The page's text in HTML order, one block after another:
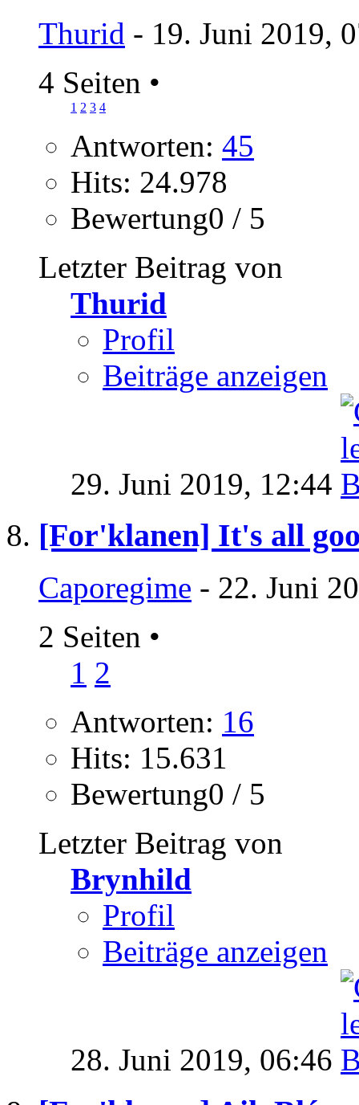
Thurid - 19. Juni 2019,
4 Seiten •
1 2 3 4
Antworten: 45
Hits: 24.978
Bewertung0 / 5
Letzter Beitrag von
Thurid
Profil
Beiträge anzeigen
29. Juni 2019, 12:44
[For'klanen] It's all
Caporegime - 22. Juni
2 Seiten •
1 2
Antworten: 16
Hits: 15.631
Bewertung0 / 5
Letzter Beitrag von
Brynhild
Profil
Beiträge anzeigen
28. Juni 2019, 06:46